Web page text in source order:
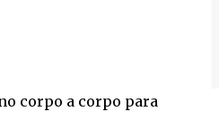
corpo a corpo para